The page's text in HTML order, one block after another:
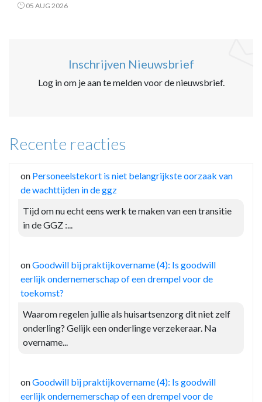
05 AUG 2026
Inschrijven Nieuwsbrief
Log in om je aan te melden voor de nieuwsbrief.
Recente reacties
on Personeelstekort is niet belangrijkste oorzaak van
de wachttijden in de ggz
Tijd om nu echt eens werk te maken van een transitie
in de GGZ :...
onGoodwill bij praktijkovername (4): Is goodwill
eerlijk ondernemerschap of een drempel voor de
toekomst?
Waarom regelen jullie als huisartsenzorg dit niet zelf
onderling? Gelijk een onderlinge verzekeraar. Na
overname...
onGoodwill bij praktijkovername (4): Is goodwill
eerlijk ondernemerschap of een drempel voor de